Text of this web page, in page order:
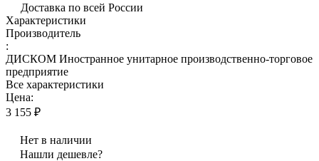
Доставка по всей России
Характеристики
Производитель
:
ДИСКОМ Иностранное унитарное производственно-торговое
предприятие
Все характеристики
Цена:
3 155 ₽
Нет в наличии
Нашли дешевле?